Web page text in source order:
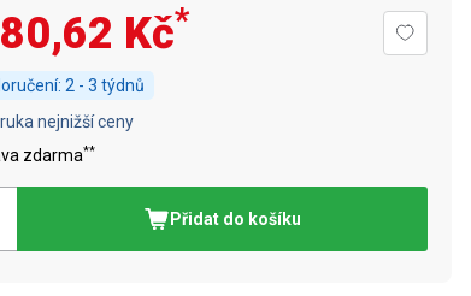
Kč*
2 - 3 týdnů
nejnižší ceny
zdarma**
Přidat do košíku